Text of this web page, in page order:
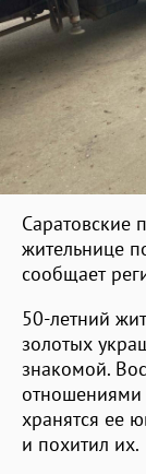
Саратовские
жительнице
сообщает
50-летний
золотых
знакомой.
отношениями
хранятся ее
и похитил их.